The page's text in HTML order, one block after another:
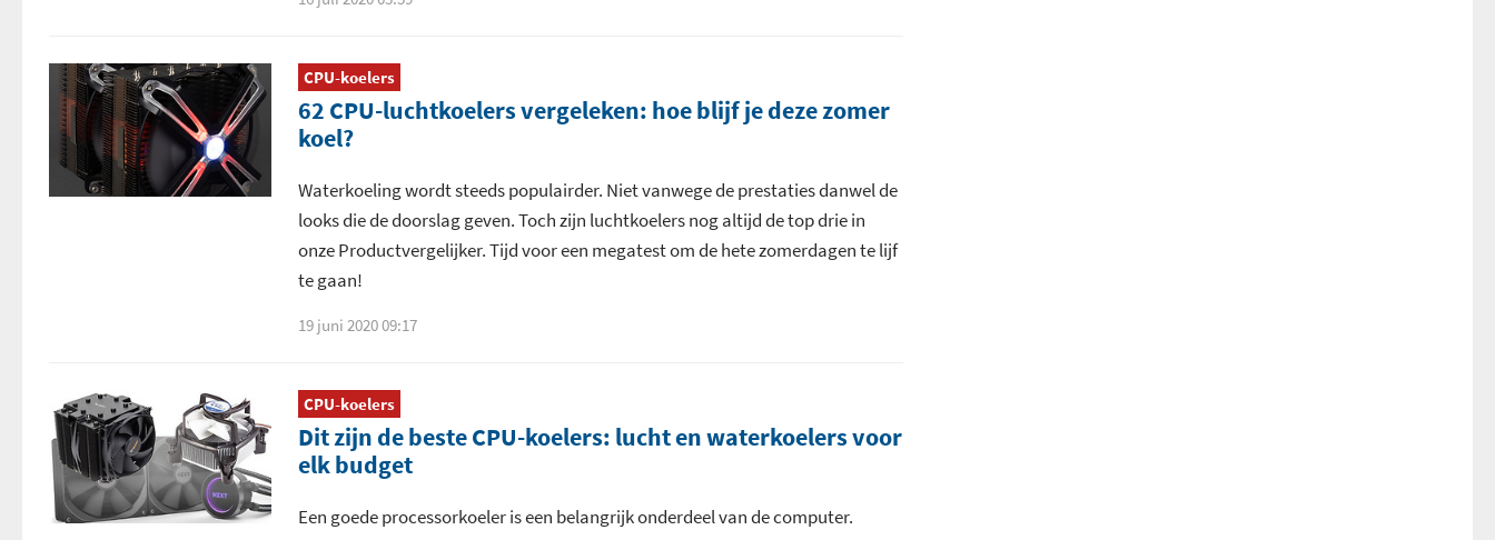
CPU-koelers
62 CPU-luchtkoelers vergeleken: hoe blijf je deze zomer
koel?
Waterkoeling wordt steeds populairder. Niet vanwege de prestaties danwel de
looks die de doorslag geven. Toch zijn luchtkoelers nog altijd de top drie in
onze Productvergelijker. Tijd voor een megatest om de hete zomerdagen te lijf
te gaan!
19 juni 2020 09:17
CPU-koelers
Dit zijn de beste CPU-koelers: lucht en waterkoelers voor
elk budget
Een goede processorkoeler is een belangrijk onderdeel van de computer.